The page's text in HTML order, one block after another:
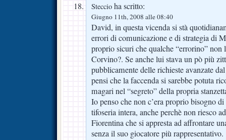
Steccio ha scritto:
Giugno 11th, 2008 alle 08:40
David, in questa vicenda si stà
errori di comunicazione e di strategia di
proprio sicuri che qualche “errorino” non
Corvino?. Se anche lui stava un pò più
pubblicamente delle richieste avanzate
pensi che la faccenda si sarebbe potuta
magari nel “segreto” della propria
Io penso che non c’era proprio bisogno
tifoseria intera, anche perchè non riesco
Fiorentina che si appresta ad affrontare
senza il suo giocatore più rappresentativo.